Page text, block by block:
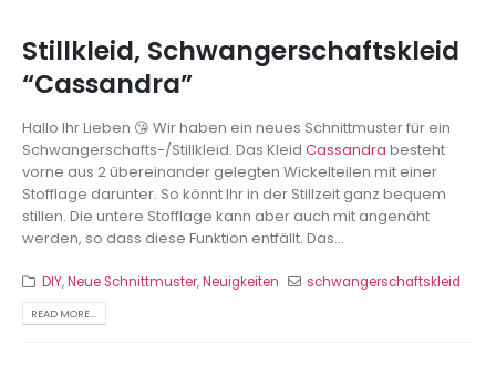
Stillkleid, Schwangerschaftskleid
“Cassandra”
Hallo Ihr Lieben 😘 Wir haben ein neues Schnittmuster für ein
Schwangerschafts-/Stillkleid. Das Kleid Cassandra besteht
vorne aus 2 übereinander gelegten Wickelteilen mit einer
Stofflage darunter. So könnt Ihr in der Stillzeit ganz bequem
stillen. Die untere Stofflage kann aber auch mit angenäht
werden, so dass diese Funktion entfällt. Das...
DIY,Neue Schnittmuster,Neuigkeiten schwangerschaftskleid
READ MORE...